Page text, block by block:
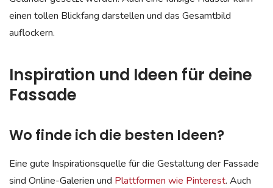
einen tollen Blickfang darstellen und das Gesamtbild
auflockern.
Inspiration und Ideen für deine
Fassade
Wo finde ich die besten Ideen?
Eine gute Inspirationsquelle für die Gestaltung der Fassade
sind Online-Galerien und Plattformen wie Pinterest. Auch